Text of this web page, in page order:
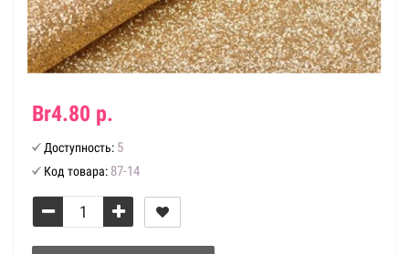
Br4.80 р.
Доступность: 5
Код товара: 87-14